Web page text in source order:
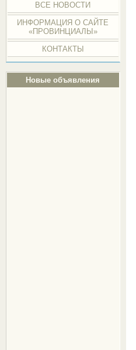
ВСЕ НОВОСТИ
ИНФОРМАЦИЯ О САЙТЕ
«ПРОВИНЦИАЛЫ»
КОНТАКТЫ
Новые объявления